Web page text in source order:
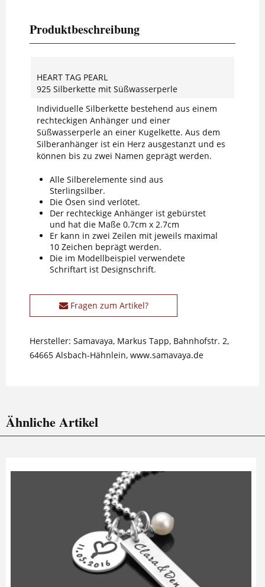
Produktbeschreibung
HEART TAG PEARL
925 Silberkette mit Süßwasserperle
Individuelle Silberkette bestehend aus einem
rechteckigen Anhänger und einer
Süßwasserperle an einer Kugelkette. Aus dem
Silberanhänger ist ein Herz ausgestanzt und es
können bis zu zwei Namen geprägt werden.
Alle Silberelemente sind aus
Sterlingsilber.
Die Ösen sind verlötet.
Der rechteckige Anhänger ist gebürstet
und hat die Maße 0.7cm x 2.7cm
Er kann in zwei Zeilen mit jeweils maximal
10 Zeichen beprägt werden.
Die im Modellbeispiel verwendete
Schriftart ist Designschrift.
Fragen zum Artikel?
Hersteller: Samavaya, Markus Tapp, Bahnhofstr. 2,
64665 Alsbach-Hähnlein, www.samavaya.de
Ähnliche Artikel